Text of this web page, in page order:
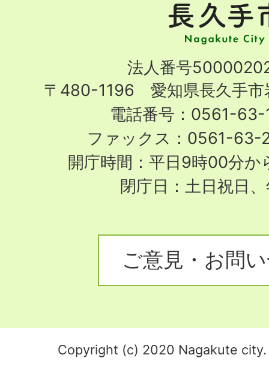
手
市
City
法人番号
〒480-1196 愛知県長久手市
電話番号：0561-63-
ファックス：0561-63-
開庁時間：平日9時00分か
閉庁日：土日祝日
ご意見・お問
Copyright (c) 2020 Nagakute